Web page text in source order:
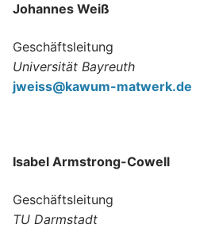
Johannes Weiß
Geschäftsleitung
Universität Bayreuth
jweiss@kawum-matwerk.de
Isabel Armstrong-Cowell
Geschäftsleitung
TU Darmstadt